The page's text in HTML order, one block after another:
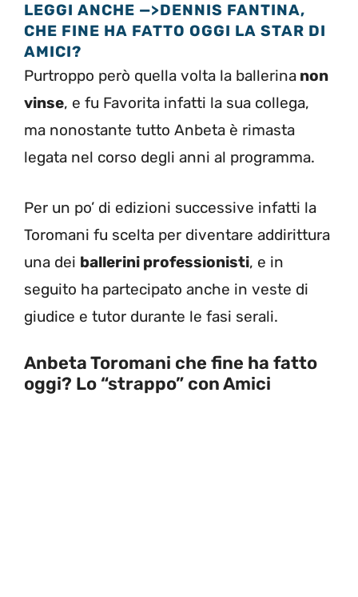
LEGGI ANCHE —>DENNIS FANTINA,
CHE FINE HA FATTO OGGI LA STAR DI
AMICI?
Purtroppo però quella volta la ballerina non
vinse, e fu Favorita infatti la sua collega,
ma nonostante tutto Anbeta è rimasta
legata nel corso degli anni al programma.
Per un po’ di edizioni successive infatti la
Toromani fu scelta per diventare addirittura
una dei ballerini professionisti, e in
seguito ha partecipato anche in veste di
giudice e tutor durante le fasi serali.
Anbeta Toromani che fine ha fatto
oggi? Lo “strappo” con Amici